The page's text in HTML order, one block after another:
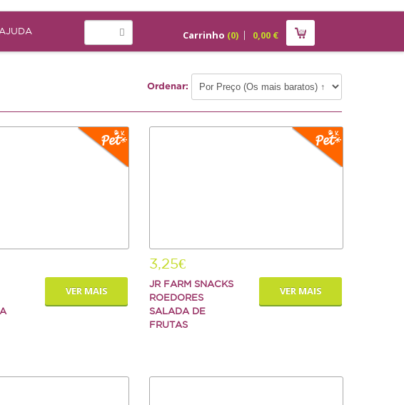
Carrinho (0) 0,00€
Ordenar:
VER MAIS
3,25€
JR FARM SNACKS
ROEDORES
SALADA DE
FRUTAS
VER MAIS